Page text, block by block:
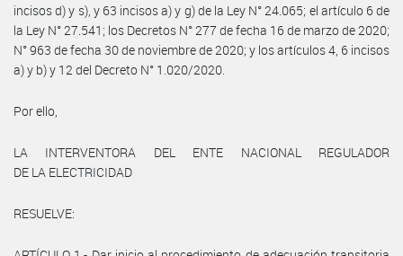
incisos d) y s), y 63 incisos a) y g) de la Ley N° 24.065; el artículo 6 de
la Ley N° 27.541; los Decretos N° 277 de fecha 16 de marzo de 2020;
N° 963 de fecha 30 de noviembre de 2020; y los artículos 4, 6 incisos
a) y b) y 12 del Decreto N° 1.020/2020.
Por ello,
LA INTERVENTORA DEL ENTE NACIONAL REGULADOR
DE LA ELECTRICIDAD
RESUELVE: